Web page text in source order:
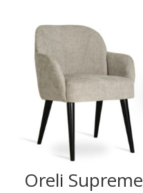
Oreli Supreme